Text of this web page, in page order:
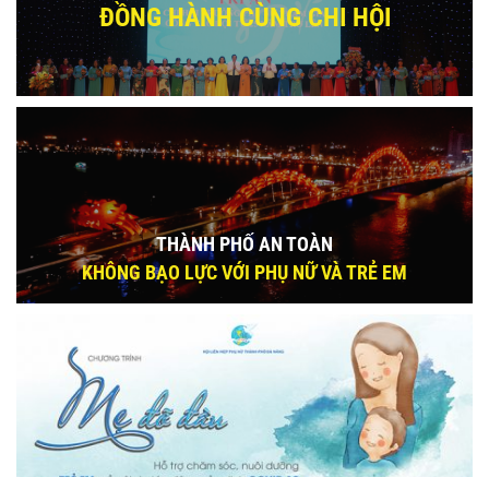
ĐỒNG HÀNH CÙNG CHI HỘI
THÀNH PHỐ AN TOÀN
KHÔNG BẠO LỰC VỚI PHỤ NỮ VÀ TRẺ EM